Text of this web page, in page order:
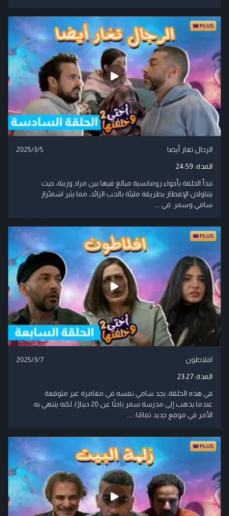
الرجال تغار أيضا 2025/3/5
المدة: 24:59
تبدأ الحلقة بأجواء رومانسية مبالغ فيها بين مراد وزينة، حيث
يتناولان الإفطار بطريقة مليئة بالحب الزائد، مما يثير اشمئزاز
سامي وسمر. في ....
افلاطون 2025/3/7
المدة:23:27
في هذه الحلقة، يجد سامي نفسه في مغامرة غير متوقعة
عندما يذهب إلى مدرسة سمر باحثًا عن 20 دينارًا، لكنه ينتهي به
الأمر في موقع جديد تمامًا: ....